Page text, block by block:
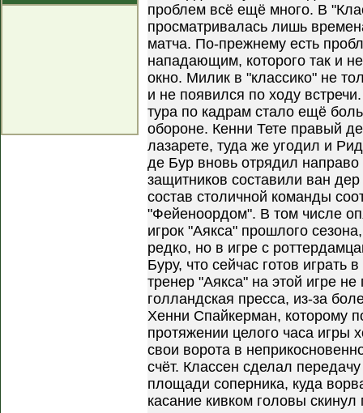
проблем всё ещё много. В
просматривалась лишь
матча. По-прежнему есть
нападающим, которого так и
окно. Милик в "классико" не
и не появился по ходу
тура по кадрам стало ещё
обороне. Кенни Тете правый
лазарете, туда же угодил и
де Бур вновь отрядил
защитников составили ван
состав столичной команды
"Фейеноордом". В том числе
игрок "Аякса" прошлого
редко, но в игре с
Буру, что сейчас готов играть
тренер "Аякса" на этой игре
голландская пресса, из-за
Хенни Спайкерман, которому
протяжении целого часа игры
свои ворота в
счёт. Классен сделал
площади соперника, куда
касание кивком головы